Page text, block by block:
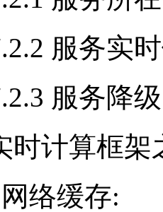
务实时
服务降级
时计算框架
络缓存: